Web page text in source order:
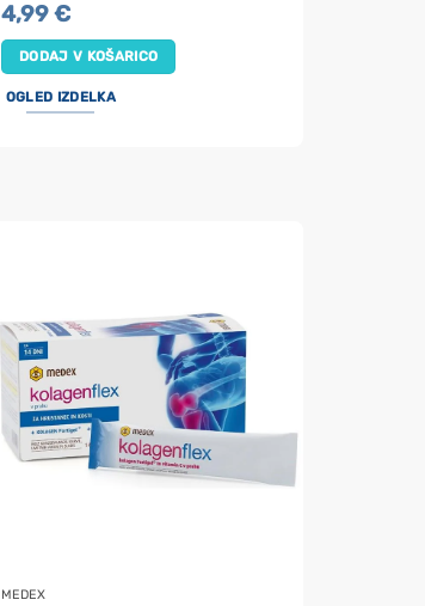
4,99€
DODAJ V KOŠARICO
OGLED IZDELKA
MEDEX